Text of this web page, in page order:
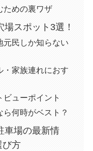
ための裏ワザ
スポット3選！
元民しか知らない
・家族連れにおす
ューポイント
何時がベスト？
車場の最新情
び方